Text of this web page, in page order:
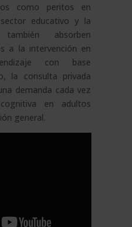
como peritos en
educativo y la
absorben
a la intervención en
con base
la consulta privada
demanda cada vez
en adultos
general.